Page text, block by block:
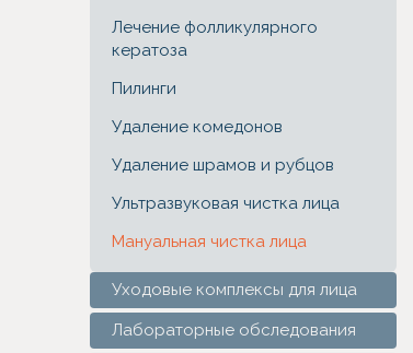
Лечение фолликулярного
кератоза
Пилинги
Удаление комедонов
Удаление шрамов и рубцов
Ультразвуковая чистка лица
Мануальная чистка лица
Уходовые комплексы для лица
Лабораторные обследования